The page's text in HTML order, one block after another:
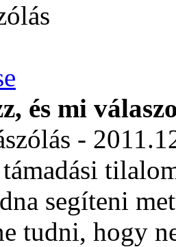
és mi
-
segíteni
tudni, hogy